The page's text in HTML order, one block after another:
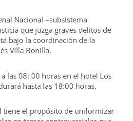
Nacional –subsistema
que juzga graves delitos de
bajo la coordinación de la
Villa Bonilla.
las 08: 00 horas en el hotel Los
hasta las 18:00 horas.
tiene el propósito de uniformizar